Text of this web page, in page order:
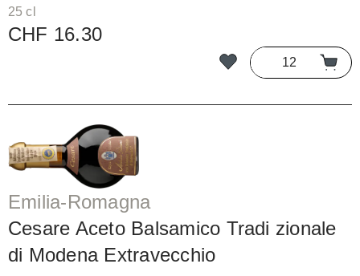
25 cl
CHF 16.30
Emilia-Romagna
Cesare Aceto Balsamico Tradi zionale
di Modena Extravecchio